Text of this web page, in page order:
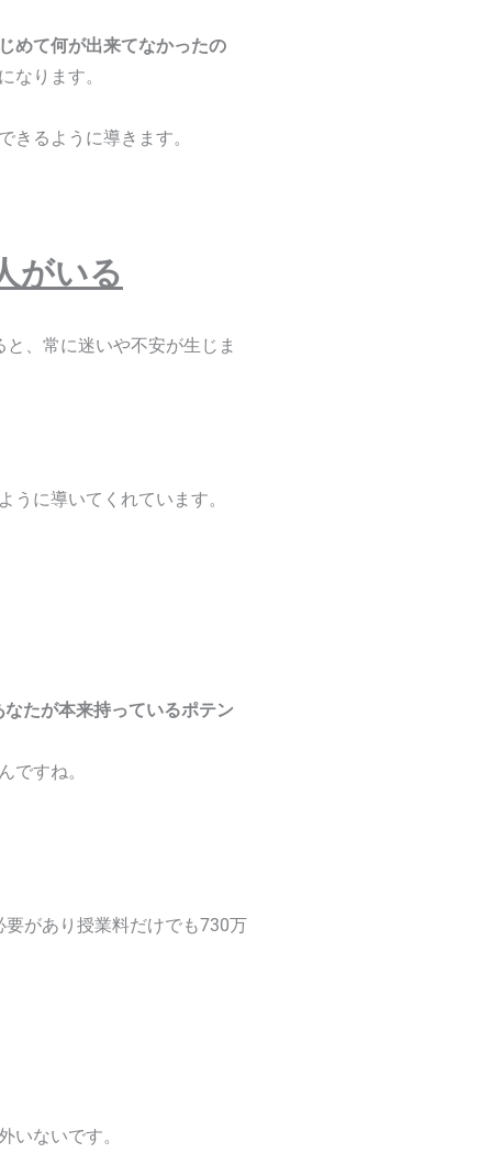
めて何が出来てなかったの
なります。
るように導きます。
がいる
、常に迷いや不安が生じま
に導いてくれています。
なたが本来持っているポテン
ですね。
があり授業料だけでも730万
いないです。